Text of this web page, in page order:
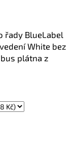
řady BlueLabel
White bez
plátna z